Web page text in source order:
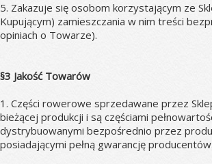
5. Zakazuje się osobom korzystającym ze
Kupującym) zamieszczania w nim treści
opiniach o Towarze).
§3 Jakość Towarów
1. Części rowerowe sprzedawane przez
bieżącej produkcji i są częściami
dystrybuowanymi bezpośrednio przez
posiadającymi pełną gwarancję producentów.